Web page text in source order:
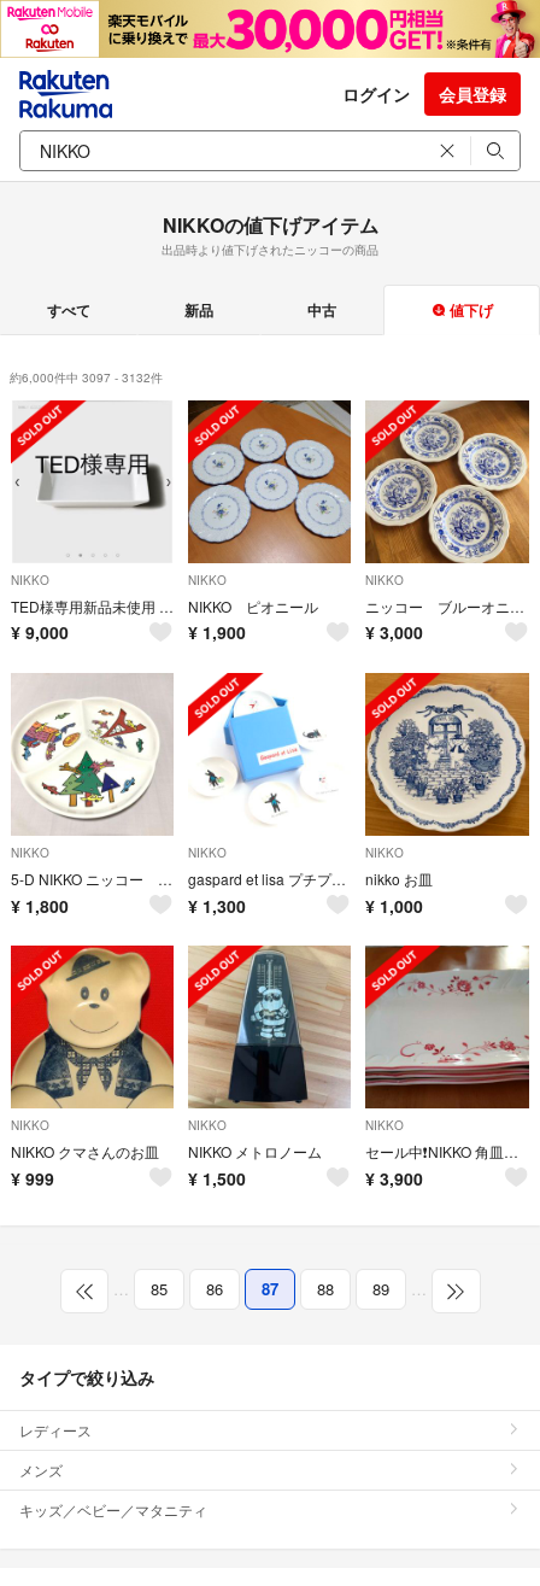
ログイン 会員登録
NIKKOの値下げアイテム
出品時より値下げされたニッコーの商品
すべて 新品 中古 値下げ
約6,000件中 3097 - 3132件
NIKKO
TED様専用新品未使用 NIKKO エクスクイジット22.5cm角皿 6枚
¥ 9,000
NIKKO
NIKKO ピオニール
¥ 1,900
NIKKO
ニッコー ブルーオニオン
¥ 3,000
NIKKO
5-D NIKKO ニッコー 大皿 PERCEPTION
¥ 1,800
NIKKO
gaspard et lisa プチプレート 5枚 セット 小皿 白
¥ 1,300
NIKKO
nikko お皿
¥ 1,000
NIKKO
NIKKO クマさんのお皿
¥ 999
NIKKO
NIKKO メトロノーム
¥ 1,500
NIKKO
セール中❗NIKKO 角皿３枚組 おまとめ割引します❗
¥ 3,900
… 85 86 87 88 89 …
タイプで絞り込み
レディース
メンズ
キッズ／ベビー／マタニティ